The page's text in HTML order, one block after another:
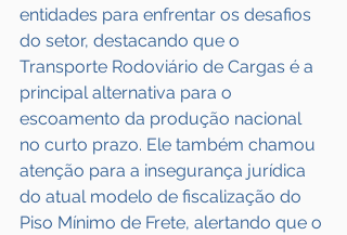
entidades para enfrentar os desafios
do setor, destacando que o
Transporte Rodoviário de Cargas é a
principal alternativa para o
escoamento da produção nacional
no curto prazo. Ele também chamou
atenção para a insegurança jurídica
do atual modelo de fiscalização do
Piso Mínimo de Frete, alertando que o